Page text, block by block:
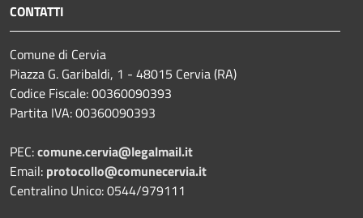
CONTATTI
Comune di Cervia
Piazza G. Garibaldi, 1 - 48015 Cervia (RA)
Codice Fiscale: 00360090393
Partita IVA: 00360090393
PEC:comune.cervia@legalmail.it
Email: protocollo@comunecervia.it
Centralino Unico: 0544/979111